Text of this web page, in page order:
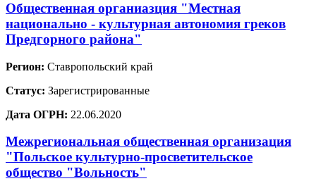
Общественная органиазция "Местная
национально - культурная автономия греков
Предгорного района"
Регион: Ставропольский край
Статус: Зарегистрированные
Дата ОГРН: 22.06.2020
Межрегиональная общественная организация
"Польское культурно-просветительское
общество "Вольность"